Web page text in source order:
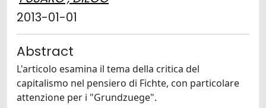
2013-01-01
Abstract
L'articolo esamina il tema della critica del
capitalismo nel pensiero di Fichte, con particolare
attenzione per i "Grundzuege".